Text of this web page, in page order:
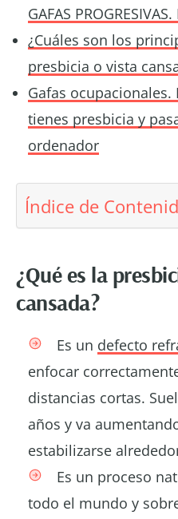
GAFAS
¿Cuáles son los
presbicia o vista
Gafas
tienes presbicia y
ordenador
Índice de
¿Qué es la
cansada?
Es un defecto
enfocar
distancias cortas.
años y va
estabilizarse
Es un proceso
todo el mundo y